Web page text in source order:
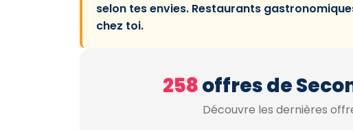
selon tes envies. Restaurants
chez toi.
258offres de
Découvre les dernières